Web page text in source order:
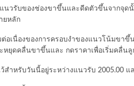
นวรับของช่องขาขึ้นและดีดตัวขึ้นจากจุด
ยหลัก
ต่อเนื่องของการครอบงำของแนวโน้มขา
ะหยุดคลื่นขาขึ้นและ กดราคาเพื่อเริ่มคลื่น
สำหรับวันนี้อยู่ระหว่างแนวรับ 2005.00 แ